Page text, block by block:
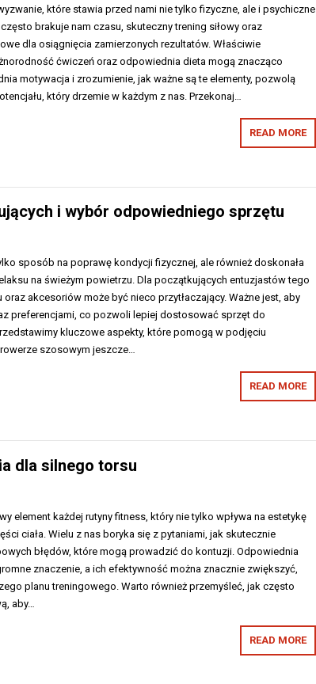
które stawia przed nami nie tylko fizyczne, ale i psychiczne
brakuje nam czasu, skuteczny trening siłowy oraz
dla osiągnięcia zamierzonych rezultatów. Właściwie
ćwiczeń oraz odpowiednia dieta mogą znacząco
motywacja i zrozumienie, jak ważne są te elementy, pozwolą
który drzemie w każdym z nas. Przekonaj…
READ MORE
i wybór odpowiedniego sprzętu
sposób na poprawę kondycji fizycznej, ale również doskonała
na świeżym powietrzu. Dla początkujących entuzjastów tego
akcesoriów może być nieco przytłaczający. Ważne jest, aby
preferencjami, co pozwoli lepiej dostosować sprzęt do
kluczowe aspekty, które pomogą w podjęciu
szosowym jeszcze…
READ MORE
dla silnego torsu
element każdej rutyny fitness, który nie tylko wpływa na estetykę
ciała. Wielu z nas boryka się z pytaniami, jak skutecznie
błędów, które mogą prowadzić do kontuzji. Odpowiednia
znaczenie, a ich efektywność można znacznie zwiększyć,
planu treningowego. Warto również przemyśleć, jak często
aby…
READ MORE